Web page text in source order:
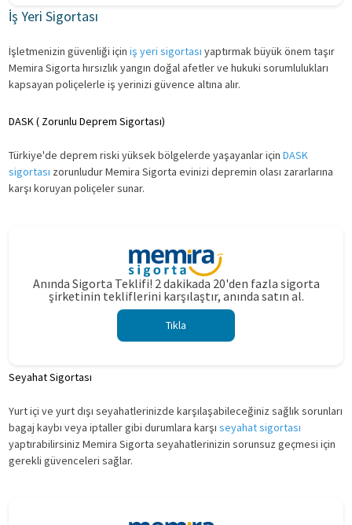
İş Yeri Sigortası
İşletmenizin güvenliği için iş yeri sigortası yaptırmak büyük önem taşır
Memira Sigorta hırsızlık yangın doğal afetler ve hukuki sorumlulukları
kapsayan poliçelerle iş yerinizi güvence altına alır.
DASK ( Zorunlu Deprem Sigortası)
Türkiye'de deprem riski yüksek bölgelerde yaşayanlar için DASK
sigortası zorunludur Memira Sigorta evinizi depremin olası zararlarına
karşı koruyan poliçeler sunar.
Anında Sigorta Teklifi! 2 dakikada 20'den fazla sigorta
şirketinin tekliflerini karşılaştır, anında satın al.
Tıkla
Seyahat Sigortası
Yurt içi ve yurt dışı seyahatlerinizde karşılaşabileceğiniz sağlık sorunları
bagaj kaybı veya iptaller gibi durumlara karşı seyahat sigortası
yaptırabilirsiniz Memira Sigorta seyahatlerinizin sorunsuz geçmesi için
gerekli güvenceleri sağlar.